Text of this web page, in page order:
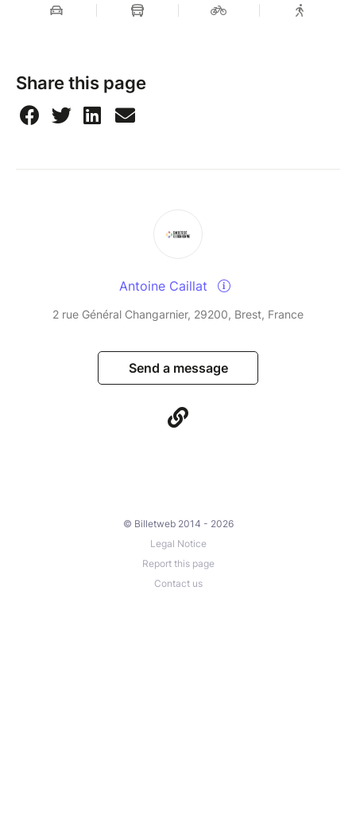
Share this page
Antoine Caillat
2 rue Général Changarnier, 29200, Brest, France
Send a message
© Billetweb 2014 - 2026
Legal Notice
Report this page
Contact us